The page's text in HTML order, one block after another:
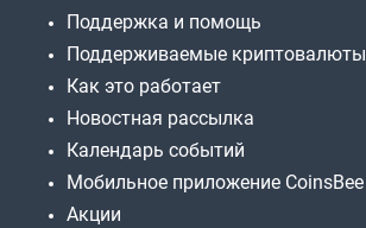
Поддержка и помощь
Поддерживаемые криптовалюты
Как это работает
Новостная рассылка
Календарь событий
Мобильное приложение CoinsBee
Акции